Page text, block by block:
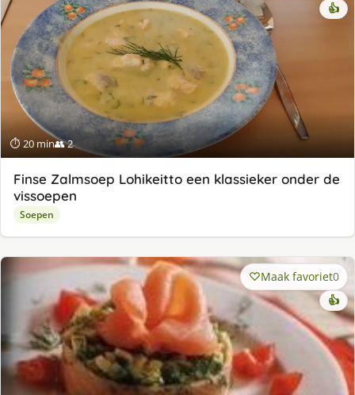
⏱ 20 min👥 2
👍
Finse Zalmsoep Lohikeitto een klassieker onder de
vissoepen
Soepen
Maak favoriet0
👍